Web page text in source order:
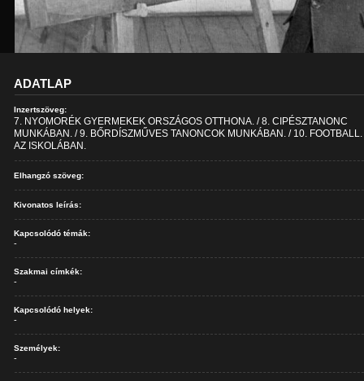
ADATLAP
Inzertszöveg:
7. NYOMORÉK GYERMEKEK ORSZÁGOS OTTHONA. / 8. CIPÉSZTANONC
MUNKÁBAN. / 9. BŐRDÍSZMŰVES TANONCOK MUNKÁBAN. / 10. FOOTBALL.
AZ ISKOLÁBAN.
Elhangzó szöveg:
Kivonatos leírás:
Kapcsolódó témák:
-
Szakmai címkék:
-
Kapcsolódó helyek:
-
Személyek:
-